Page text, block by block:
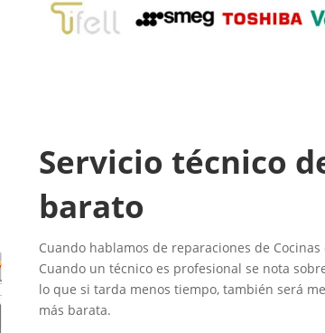
Servicio técnico
barato
Cuando hablamos de reparaciones de
Cuando un técnico es profesional se nota
lo que si tarda menos tiempo, también será
más barata.